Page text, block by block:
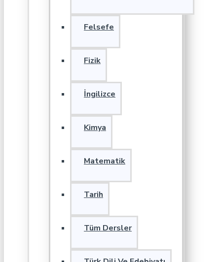
Felsefe
Fizik
İngilizce
Kimya
Matematik
Tarih
Tüm Dersler